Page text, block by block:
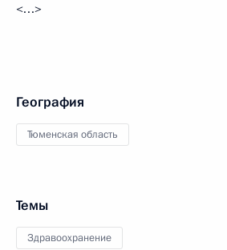
<…>
География
Тюменская область
Темы
Здравоохранение